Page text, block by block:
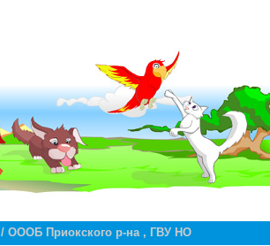
/ ОООБ Приокского р-на , ГВУ НО